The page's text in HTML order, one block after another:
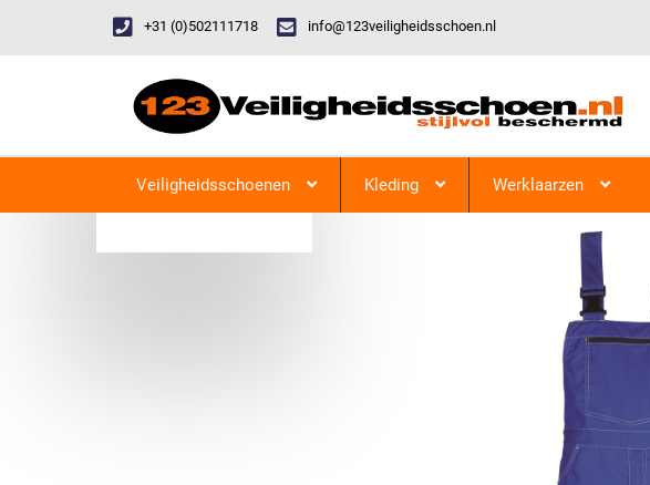
+31 (0)502111718 info@123veiligheidsschoen.nl
Veiligheidsschoenen Kleding Werklaarzen